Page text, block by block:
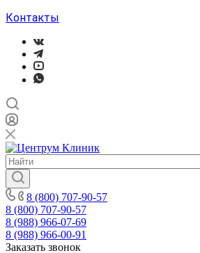
Контакты
8 (800) 707-90-57
8 (800) 707-90-57
8 (988) 966-07-69
8 (988) 966-00-91
Заказать звонок